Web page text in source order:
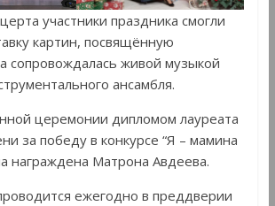
участники праздника смогли
картин, посвящённую
сопровождалась живой музыкой
ансамбля.
церемонии дипломом лауреата
за победу в конкурсе “Я – мамина
награждена Матрона Авдеева.
ежегодно в преддверии